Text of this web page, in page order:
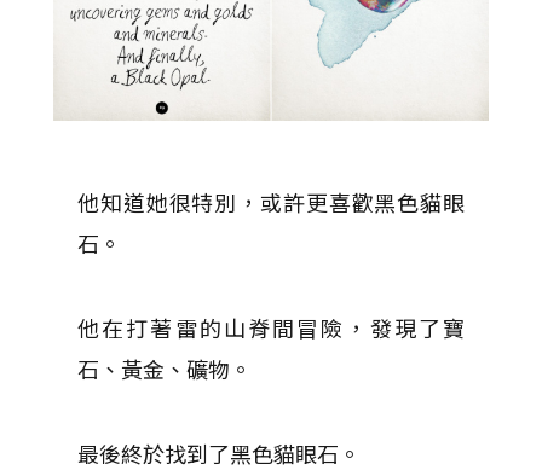
他知道她很特別，或許更喜歡黑色貓眼
石。
他在打著雷的山脊間冒險，發現了寶
石、黃金、礦物。
最後終於找到了黑色貓眼石。